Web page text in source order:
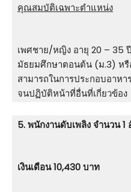
คุณสมบัติเฉพาะตำแหน่ง
เพศชาย/หญิง อายุ 20 – 35
มัธยมศึกษาตอนต้น (ม.3) หรื
สามารถในการประกอบอาห
จนปฏิบัติหน้าที่อื่นที่เกี่ยวข้อง
5. พนักงานดับเพลิง จำนวน
เงินเดือน 10,430 บาท